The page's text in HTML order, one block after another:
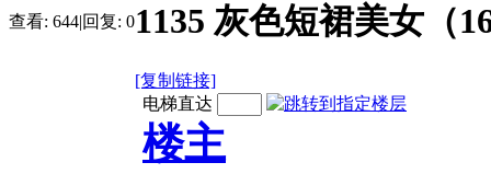
查看: 644|回复: 01135 灰色短裙美女（
[复制链接]
电梯直达
楼主